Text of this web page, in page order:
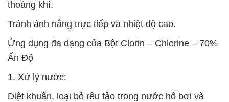
thoáng khí.
Tránh ánh nắng trực tiếp và nhiệt độ cao.
Ứng dụng đa dạng của Bột Clorin – Chlorine – 70%
Ấn Độ
1. Xử lý nước:
Diệt khuẩn, loại bỏ rêu tảo trong nước hồ bơi và